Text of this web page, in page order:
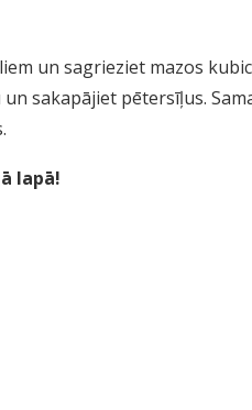
un sagrieziet mazos
sakapājiet pētersīļus.
lapā!